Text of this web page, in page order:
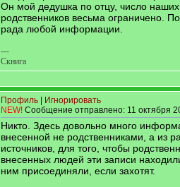
Он мой дедушка по отцу, число наших
родственников весьма ограничено.
рада любой информации.
---
Скнига
Профиль
Игнорировать
NEW! Сообщение отправлено: 11 октября
Никто. Здесь довольно много
внесенной не родственниками, а из
источников, для того, чтобы
внесенных людей эти записи
ним присоединяли, если захотят.